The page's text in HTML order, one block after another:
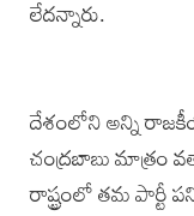
లేదన్నారు.
దేశంలోని అన్ని రాజకీయ
చంద్రబాబు మాత్రం
రాష్ట్రంలో తమ పార్టీ